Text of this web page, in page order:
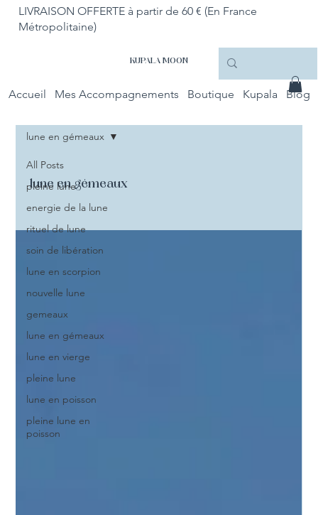
LIVRAISON OFFERTE à partir de 60 € (En France
Métropolitaine)
Accueil Mes Accompagnements Boutique Kupala Blog
KUPALA MOON
All Posts
pleine lune
energie de la lune
rituel de lune
soin de libération
lune en scorpion
nouvelle lune
gemeaux
lune en gémeaux
lune en vierge
pleine lune
lune en poisson
pleine lune en
poisson
lune en gémeaux
lune en gémeaux